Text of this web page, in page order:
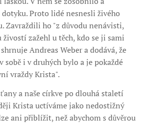
Proto lidé nesnesli živého
Zavraždili ho "z důvodu nenávisti,
zažehl u těch, kdo se ji sami
Andreas Weber a dodává, že
i v druhých bylo a je pokaždé
vraždy Krista".
a naše církve po dlouhá staletí
Krista uctíváme jako nedostižný
ani přiblížit, než abychom s důvěrou